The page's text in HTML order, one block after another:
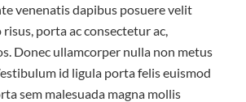
venenatis dapibus posuere velit
porta ac consectetur ac,
Donec ullamcorper nulla non metus
id ligula porta felis euismod
sem malesuada magna mollis